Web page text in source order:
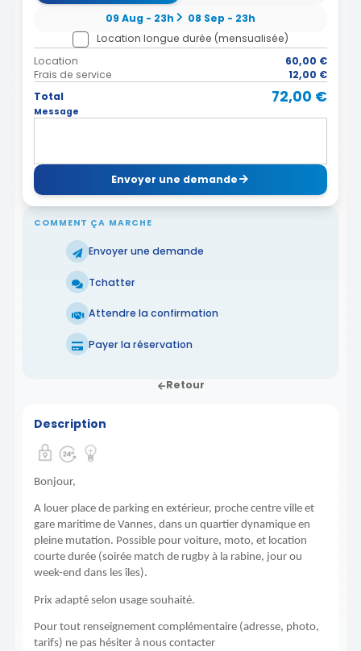
09 Aug - 23h
08 Sep - 23h
Location longue durée (mensualisée)
Location
60,00 €
Frais de service
12,00 €
Total
72,00 €
Message
Envoyer une demande
COMMENT ÇA MARCHE
Envoyer une demande
Tchatter
Attendre la confirmation
Payer la réservation
Retour
Description
Bonjour,
A louer place de parking en extérieur, proche centre ville et
gare maritime de Vannes, dans un quartier dynamique en
pleine mutation. Possible pour voiture, moto, et location
courte durée (soirée match de rugby à la rabine, jour ou
week-end dans les îles).
Prix adapté selon usage souhaité.
Pour tout renseignement complémentaire (adresse, photo,
tarifs) ne pas hésiter à nous contacter